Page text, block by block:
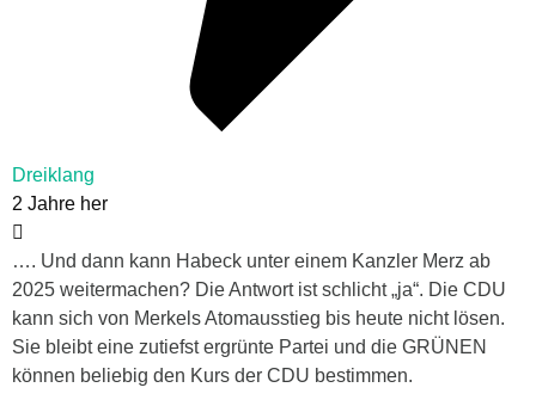
Dreiklang
2 Jahre her
…. Und dann kann Habeck unter einem Kanzler Merz ab
2025 weitermachen? Die Antwort ist schlicht „ja“. Die CDU
kann sich von Merkels Atomausstieg bis heute nicht lösen.
Sie bleibt eine zutiefst ergrünte Partei und die GRÜNEN
können beliebig den Kurs der CDU bestimmen.